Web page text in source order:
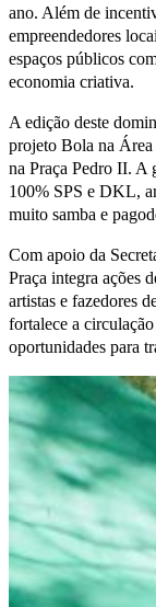
ano. Além de
empreendedores
espaços públicos
economia criativa.
A edição deste
projeto Bola na Área
na Praça Pedro II. A
100% SPS e DKL,
muito samba e
Com apoio da
Praça integra ações
artistas e fazedores
fortalece a
oportunidades para